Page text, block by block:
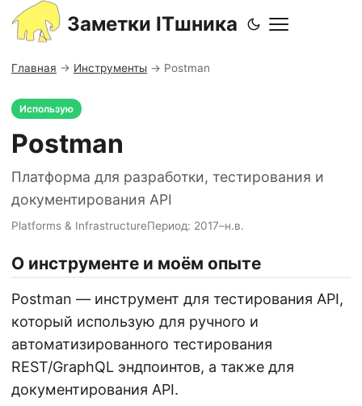
Заметки ITшника
Главная → Инструменты → Postman
Использую
Postman
Платформа для разработки, тестирования и
документирования API
Platforms & InfrastructureПериод: 2017–н.в.
О инструменте и моём опыте
Postman — инструмент для тестирования API,
который использую для ручного и
автоматизированного тестирования
REST/GraphQL эндпоинтов, а также для
документирования API.